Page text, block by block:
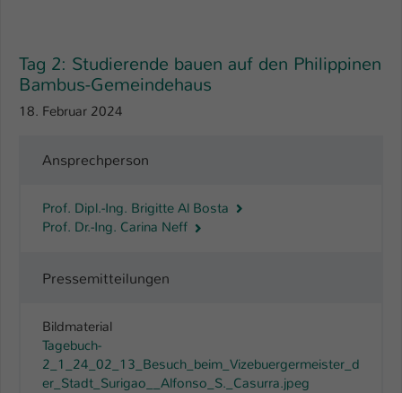
Tag 2: Studierende bauen auf den Philippinen
Bambus-Gemeindehaus
18. Februar 2024
Ansprechperson
Prof. Dipl.-Ing. Brigitte Al Bosta
Prof. Dr.-Ing. Carina Neff
Pressemitteilungen
Bildmaterial
Tagebuch-
2_1_24_02_13_Besuch_beim_Vizebuergermeister_d
er_Stadt_Surigao__Alfonso_S._Casurra.jpeg
Anbieter TYPO3
Zweck
ein Besucher im Typo3-Backend
zu verwalten.